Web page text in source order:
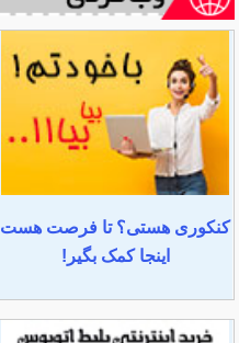
کنکوری هستی؟ تا فرصت هست
اینجا کمک بگیر!